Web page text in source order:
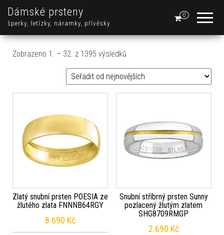
Dámské prsteny
šperky, řetízky, náramky, přívěsky
0
Zobrazeno 1. – 32. z 1395 výsledků
Zlatý snubní prsten POESIA ze
žlutého zlata FNNNB64RGY
8 690 Kč
Snubní stříbrný prsten Sunny
pozlacený žlutým zlatem
SHG8709RMGP
2 690 Kč